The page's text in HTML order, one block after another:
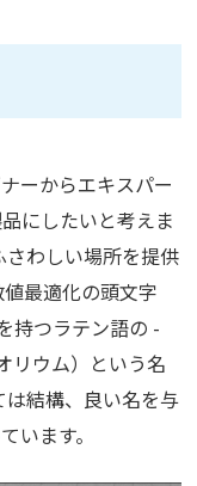
ーからエキスパー
にしたいと考えま
わしい場所を提供
最適化の頭文字
持つラテン語の -
リウム）という名
結構、良い名を与
います。